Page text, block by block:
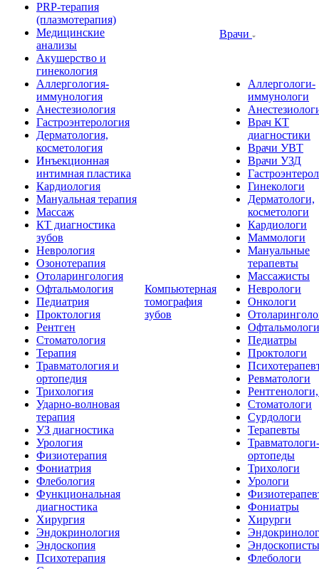
PRP-терапия
(плазмотерапия)
Медицинские
анализы
Акушерство и
гинекология
Аллергология-
иммунология
Анестезиология
Гастроэнтерология
Дерматология,
косметология
Инъекционная
интимная пластика
Кардиология
Мануальная терапия
Массаж
КТ диагностика
зубов
Неврология
Озонотерапия
Отоларингология
Офтальмология
Педиатрия
Проктология
Рентген
Стоматология
Терапия
Травматология и
ортопедия
Трихология
Ударно-волновая
терапия
УЗ диагностика
Урология
Физиотерапия
Фониатрия
Флебология
Функциональная
диагностика
Хирургия
Эндокринология
Эндоскопия
Психотерапия
Компьютерная
томография
зубов
Врачи
Аллергологи-
иммунологи
Врач КТ
диагностики
Врачи УВТ
Врачи УЗД
Гинекологи
Дерматологи,
косметологи
Кардиологи
Маммологи
Мануальные
терапевты
Массажисты
Неврологи
Онкологи
Офтальмологи
Педиатры
Проктологи
Ревматологи
Стоматологи
Сурдологи
Терапевты
Травматологи-
ортопеды
Трихологи
Урологи
Фониатры
Хирурги
Эндоскописты
Флебологи